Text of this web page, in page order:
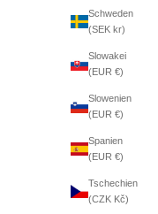
Schweden
(SEK kr)
Slowakei
(EUR €)
Slowenien
(EUR €)
Spanien
(EUR €)
Tschechien
(CZK Kč)